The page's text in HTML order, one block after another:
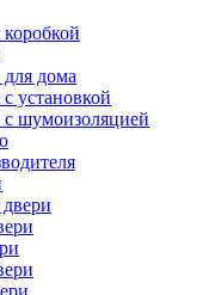
дома
установкой
шумоизоляцией